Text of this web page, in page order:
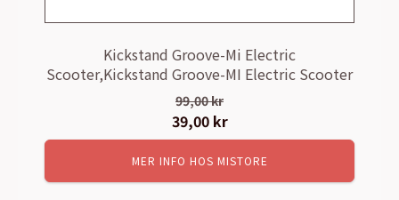
Kickstand Groove-Mi Electric
Scooter,Kickstand Groove-MI Electric Scooter
99,00kr
Det
ursprungliga
priset
var:
39,00 krDet
nuvarande
priset
är:
MER INFO HOS MISTORE